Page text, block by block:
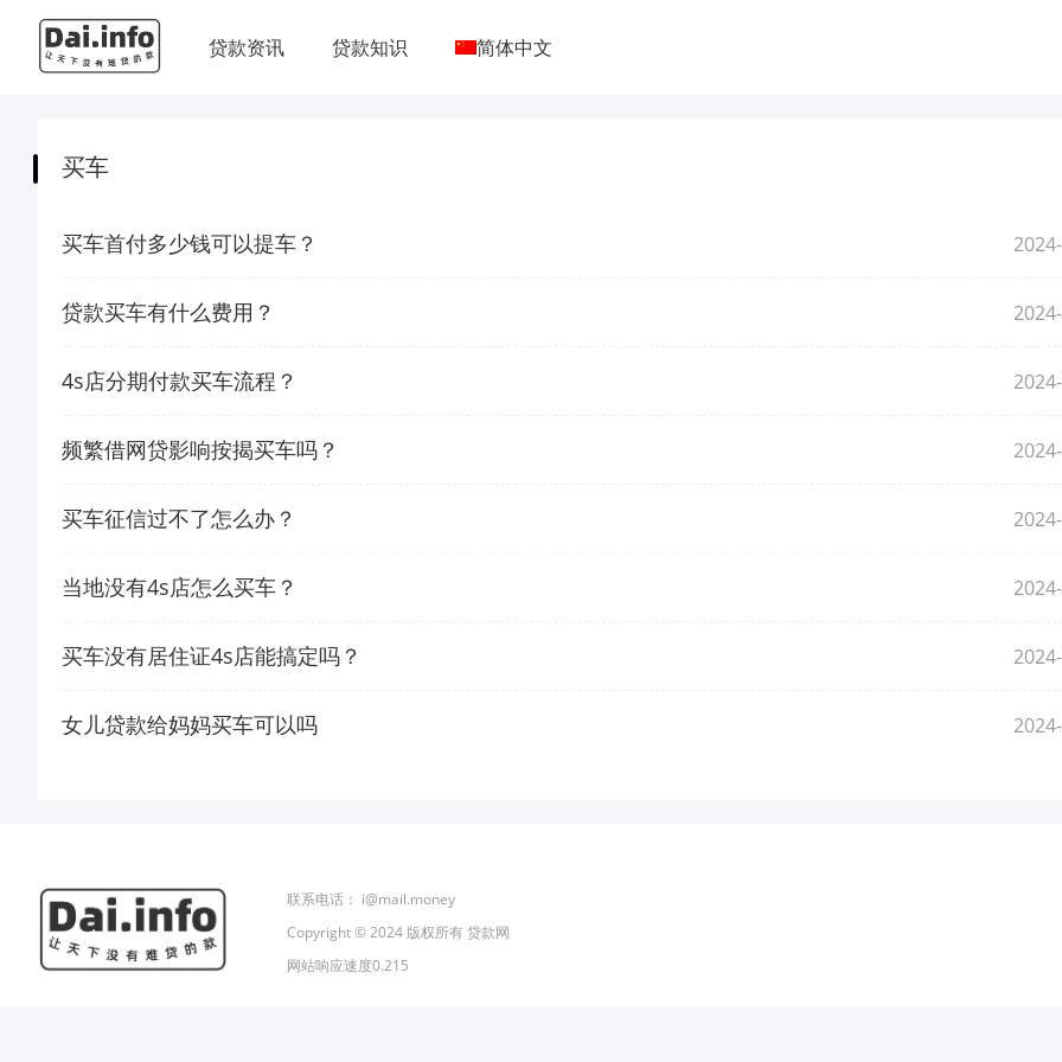
贷款资讯 贷款知识 简体中文
买车
买车首付多少钱可以提车？
贷款买车有什么费用？
4s店分期付款买车流程？
频繁借网贷影响按揭买车吗？
买车征信过不了怎么办？
当地没有4s店怎么买车？
买车没有居住证4s店能搞定吗？
女儿贷款给妈妈买车可以吗
联系电话： i@mail.money
Copyright © 2024 版权所有 贷款网
网站响应速度0.215